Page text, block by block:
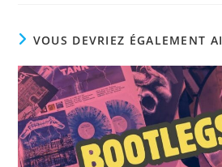
VOUS DEVRIEZ ÉGALEMENT